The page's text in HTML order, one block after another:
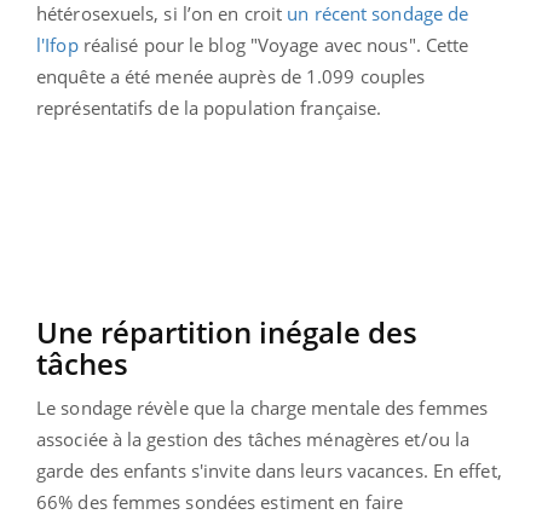
hétérosexuels, si l’on en croit un récent sondage de
l'Ifopréalisé pour le blog "Voyage avec nous". Cette
enquête a été menée auprès de 1.099 couples
représentatifs de la population française.
Une répartition inégale des
tâches
Le sondage révèle que la charge mentale des femmes
associée à la gestion des tâches ménagères et/ou la
garde des enfants s'invite dans leurs vacances. En effet,
66% des femmes sondées estiment en faire